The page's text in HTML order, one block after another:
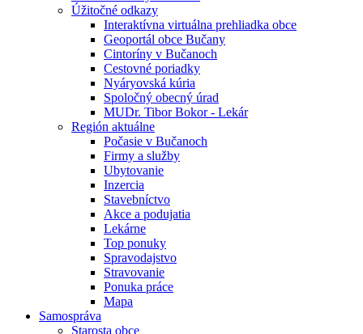
Úžitočné odkazy
Interaktívna virtuálna prehliadka obce
Geoportál obce Bučany
Cintoríny v Bučanoch
Cestovné poriadky
Nyáryovská kúria
Spoločný obecný úrad
MUDr. Tibor Bokor - Lekár
Región aktuálne
Počasie v Bučanoch
Firmy a služby
Ubytovanie
Inzercia
Stavebníctvo
Akce a podujatia
Lekárne
Top ponuky
Spravodajstvo
Stravovanie
Ponuka práce
Mapa
Samospráva
Starosta obce